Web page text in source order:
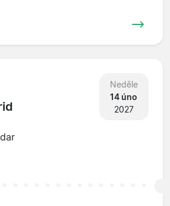
Neděle
14 úno
2027